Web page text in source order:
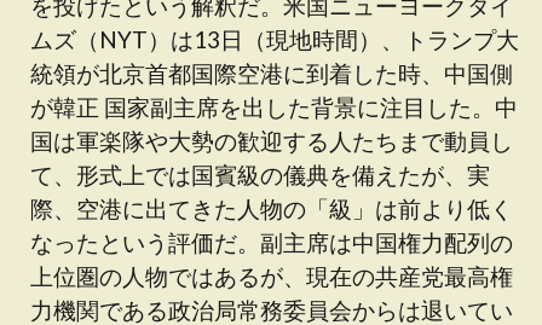
ムズ（NYT）は13日（現地時間）、トランプ大
統領が北京首都国際空港に到着した時、中国側
が韓正 国家副主席を出した背景に注目した。中
国は軍楽隊や大勢の歓迎する人たちまで動員し
て、形式上では国賓級の儀典を備えたが、実
際、空港に出てきた人物の「級」は前より低く
なったという評価だ。副主席は中国権力配列の
上位圏の人物ではあるが、現在の共産党最高権
力機関である政治局常務委員会からは退いてい